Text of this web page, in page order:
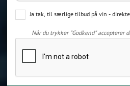
Ja tak, til særlige tilbud på vin -
Når du trykker "Godkend" accepterer